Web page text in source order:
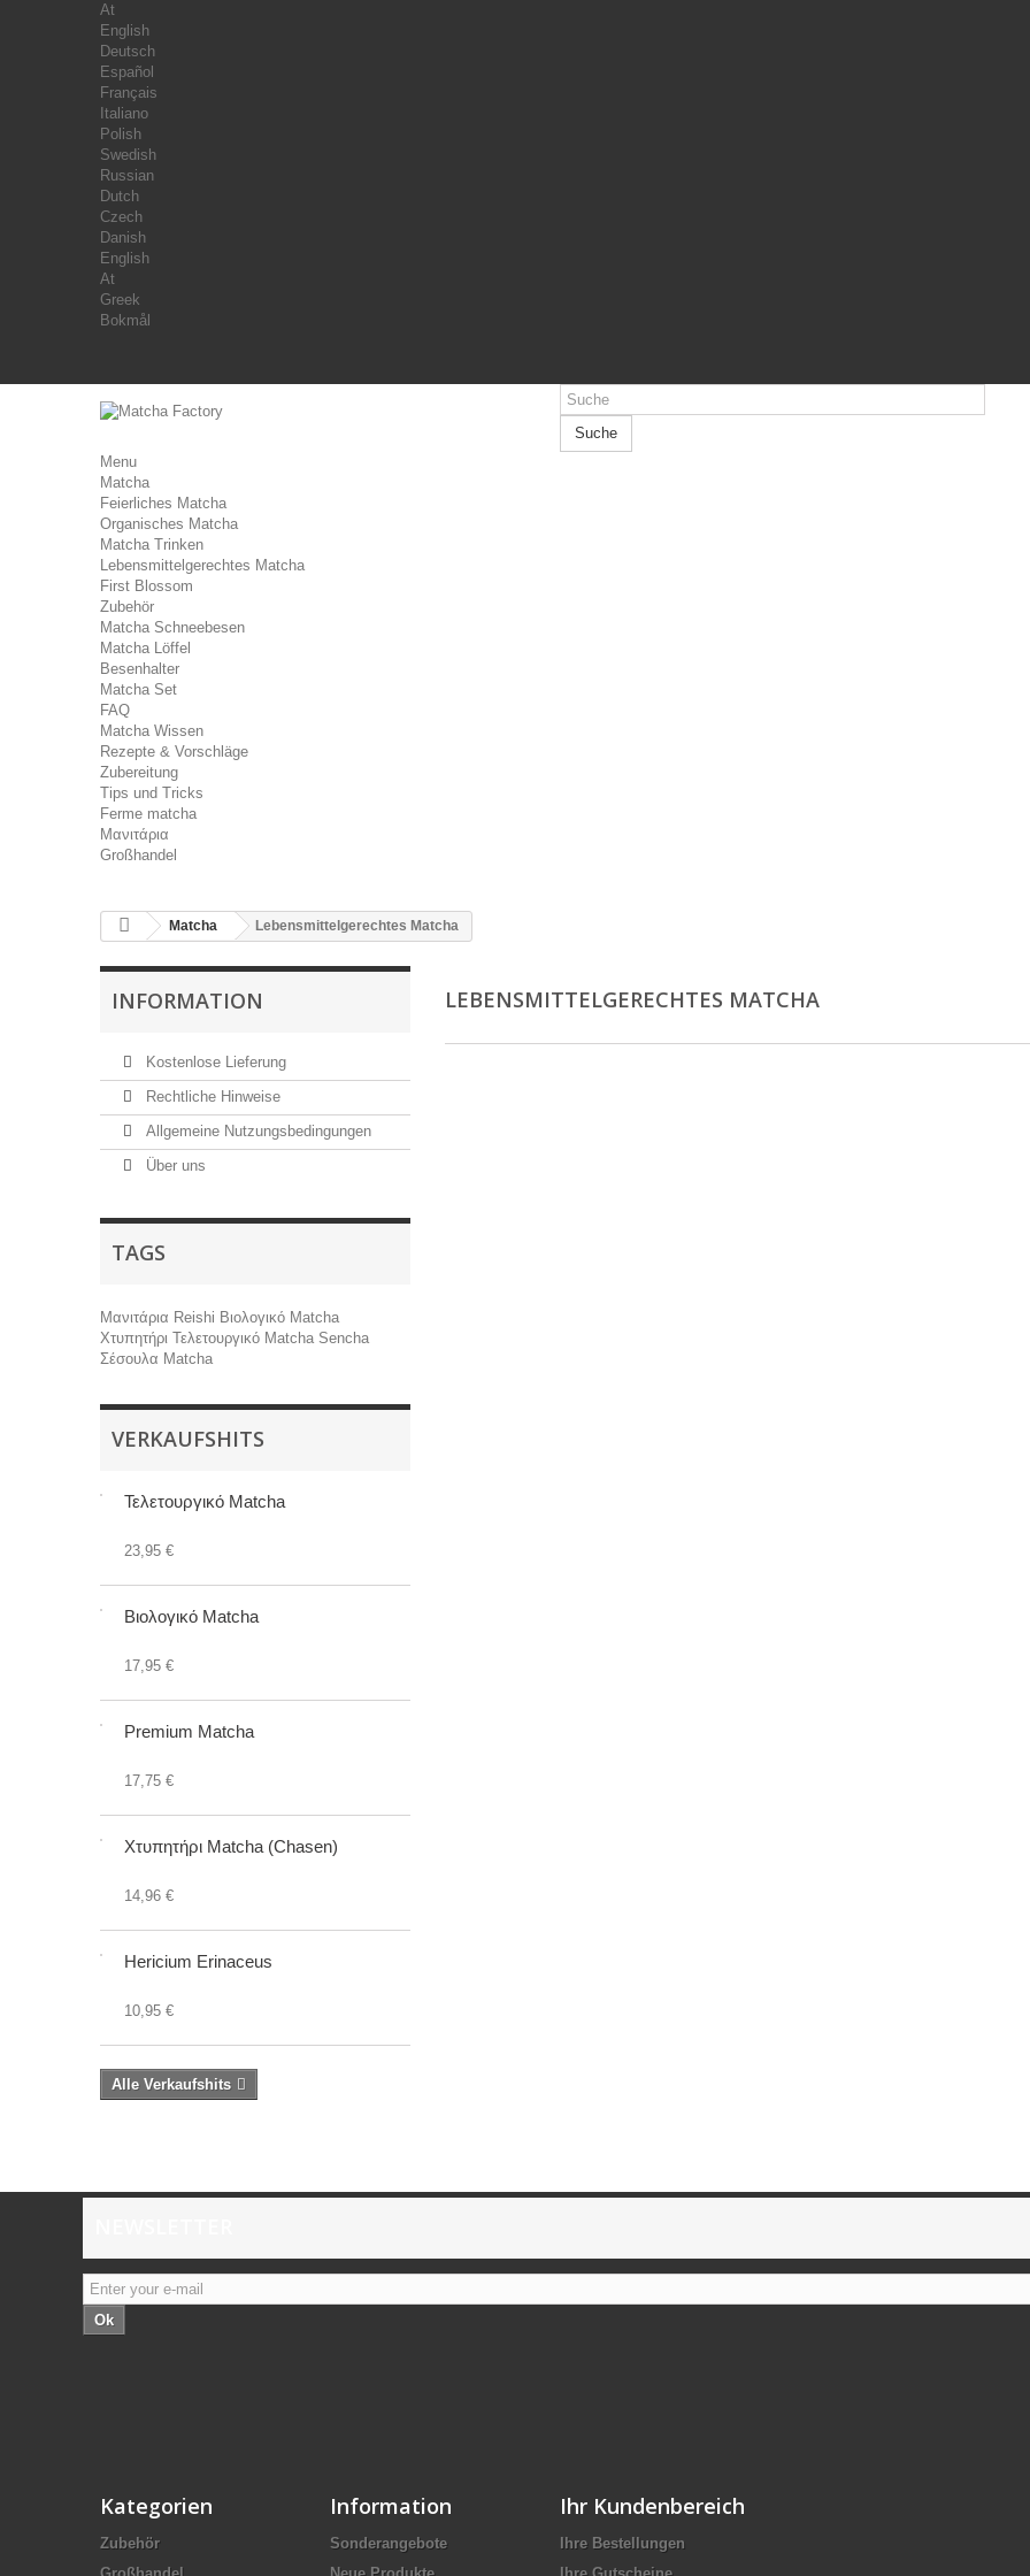
At
English
Deutsch
Español
Français
Italiano
Polish
Swedish
Russian
Dutch
Czech
Danish
English
At
Greek
Bokmål
Suche
Menu
Matcha
Feierliches Matcha
Organisches Matcha
Matcha Trinken
Lebensmittelgerechtes Matcha
First Blossom
Zubehör
Matcha Schneebesen
Matcha Löffel
Besenhalter
Matcha Set
FAQ
Matcha Wissen
Rezepte & Vorschläge
Zubereitung
Tips und Tricks
Ferme matcha
Μανιτάρια
Großhandel
Matcha Lebensmittelgerechtes Matcha
INFORMATION
Kostenlose Lieferung
Rechtliche Hinweise
Allgemeine Nutzungsbedingungen
Über uns
TAGS
Μανιτάρια Reishi Βιολογικό Matcha
Χτυπητήρι Τελετουργικό Matcha Sencha
Σέσουλα Matcha
VERKAUFSHITS
Τελετουργικό Matcha
23,95 €
Βιολογικό Matcha
17,95 €
Premium Matcha
17,75 €
Χτυπητήρι Matcha (Chasen)
14,96 €
Hericium Erinaceus
10,95 €
Alle Verkaufshits
LEBENSMITTELGERECHTES MATCHA
Ok
Kategorien
Zubehör
Information
Sonderangebote
Ihr Kundenbereich
Ihre Bestellungen